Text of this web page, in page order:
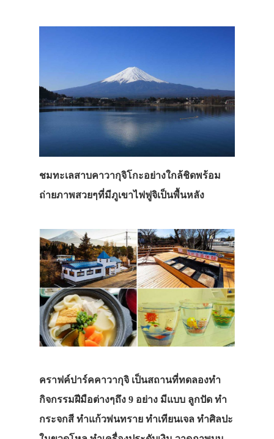
ชมทะเลสาบคาวากุจิโกะอย่างใกล้ชิดพร้อม
ถ่ายภาพสวยๆที่มีภูเขาไฟฟูจิเป็นพื้นหลัง
คราฟค์ปาร์คคาวากุจิ เป็นสถานที่ทดลองทำ
กิจกรรมฝีมือต่างๆถึง 9 อย่าง มีแบบ ลูกปัด ทำ
กระจกสี ทำแก้วพ่นทราย ทำเทียนเจล ทำศิลปะ
ประเทศญี่ปุ่น
เที่ยวญี่ปุ่นด้ว
รถบัส
เดินทาง
ทัวร์